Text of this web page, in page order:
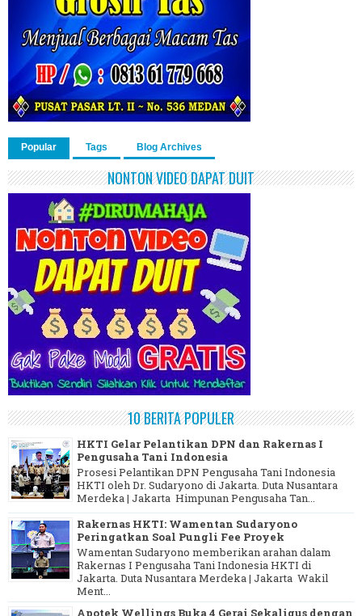
Popular Tags Blog Archives
NONTON VIDEO DAPAT DUIT
10 BERITA POPULER
HKTI Gelar Pelantikan DPN dan Rakernas I
Pengusaha Tani Indonesia
Prosesi Pelantikan DPN Pengusaha Tani Indonesia
HKTI oleh Dr. Sudaryono di Jakarta. Duta Nusantara
Merdeka | Jakarta Himpunan Pengusaha Tan...
Rakernas HKTI: Wamentan Sudaryono
Peringatkan Soal Pungli Fee Proyek
Wamentan Sudaryono memberikan arahan dalam
Rakernas I Pengusaha Tani Indonesia HKTI di
Jakarta. Duta Nusantara Merdeka | Jakarta Wakil
Ment...
Apotek Wellings Buka 4 Gerai Sekaligus dengan